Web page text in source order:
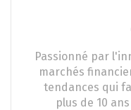
Passionné par
marchés
tendances qui
plus de 10